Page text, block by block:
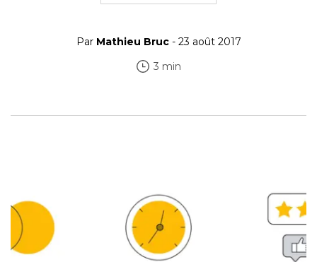
Par Mathieu Bruc- 23 août 2017
3 min